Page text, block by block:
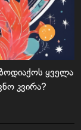
ყველა
კვირა?